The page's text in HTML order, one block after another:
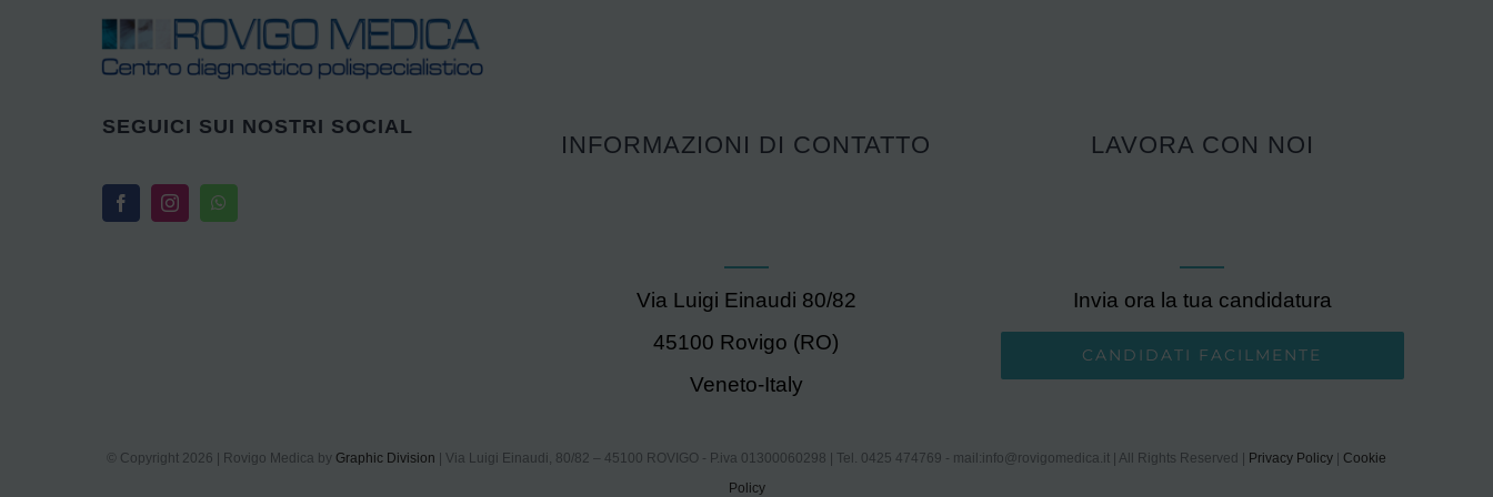
SEGUICI SUI NOSTRI SOCIAL
INFORMAZIONI DI CONTATTO
Via Luigi Einaudi 80/82
45100 Rovigo (RO)
Veneto-Italy
LAVORA CON NOI
Invia ora la tua candidatura
CANDIDATI FACILMENTE
© Copyright 2026 | Rovigo Medica by Graphic Division | Via Luigi Einaudi, 80/82 – 45100 ROVIGO - P.iva 01300060298 | Tel. 0425 474769 - mail:info@rovigomedica.it | All Rights Reserved | Privacy Policy | Cookie
Policy